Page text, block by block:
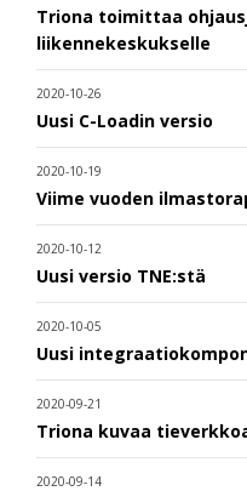
Triona toimittaa
liikennekeskukselle
2020-10-26
Uusi C-Loadin versio
2020-10-19
Viime vuoden
2020-10-12
Uusi versio TNE:stä
2020-10-05
Uusi
2020-09-21
Triona kuvaa
2020-09-14